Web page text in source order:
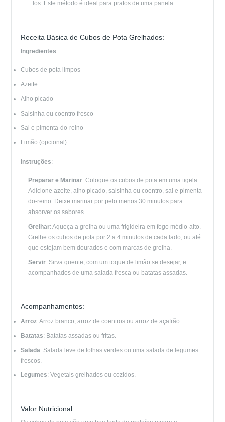
los. Este método é ideal para pratos de uma panela.
Receita Básica de Cubos de Pota Grelhados:
Ingredientes:
Cubos de pota limpos
Azeite
Alho picado
Salsinha ou coentro fresco
Sal e pimenta-do-reino
Limão (opcional)
Instruções:
Preparar e Marinar: Coloque os cubos de pota em uma tigela.
Adicione azeite, alho picado, salsinha ou coentro, sal e pimenta-
do-reino. Deixe marinar por pelo menos 30 minutos para
absorver os sabores.
Grelhar: Aqueça a grelha ou uma frigideira em fogo médio-alto.
Grelhe os cubos de pota por 2 a 4 minutos de cada lado, ou até
que estejam bem dourados e com marcas de grelha.
Servir: Sirva quente, com um toque de limão se desejar, e
acompanhados de uma salada fresca ou batatas assadas.
Acompanhamentos:
Arroz: Arroz branco, arroz de coentros ou arroz de açafrão.
Batatas: Batatas assadas ou fritas.
Salada: Salada leve de folhas verdes ou uma salada de legumes
frescos.
Legumes: Vegetais grelhados ou cozidos.
Valor Nutricional: